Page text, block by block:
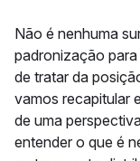
Não é nenhuma
padronização
de tratar da
vamos recapitular
de uma
entender o que é